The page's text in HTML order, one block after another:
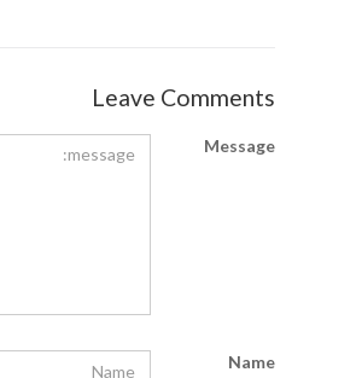
Leave Comments
Message
Name